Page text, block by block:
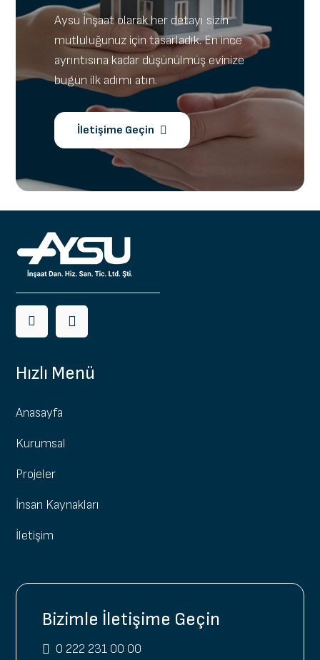
Aysu İnşaat olarak her detayı sizin
mutluluğunuz için tasarladık. En ince
ayrıntısına kadar düşünülmüş evinize
bugün ilk adımı atın.
İletişime Geçin
Hızlı Menü
Anasayfa
Kurumsal
Projeler
İnsan Kaynakları
İletişim
Bizimle İletişime Geçin
0 222 231 00 00